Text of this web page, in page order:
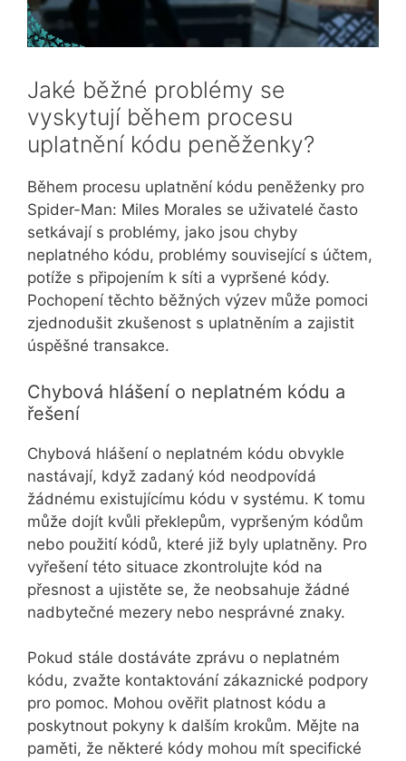
Jaké běžné problémy se
vyskytují během procesu
uplatnění kódu peněženky?
Během procesu uplatnění kódu peněženky pro
Spider-Man: Miles Morales se uživatelé často
setkávají s problémy, jako jsou chyby
neplatného kódu, problémy související s účtem,
potíže s připojením k síti a vypršené kódy.
Pochopení těchto běžných výzev může pomoci
zjednodušit zkušenost s uplatněním a zajistit
úspěšné transakce.
Chybová hlášení o neplatném kódu a
řešení
Chybová hlášení o neplatném kódu obvykle
nastávají, když zadaný kód neodpovídá
žádnému existujícímu kódu v systému. K tomu
může dojít kvůli překlepům, vypršeným kódům
nebo použití kódů, které již byly uplatněny. Pro
vyřešení této situace zkontrolujte kód na
přesnost a ujistěte se, že neobsahuje žádné
nadbytečné mezery nebo nesprávné znaky.
Pokud stále dostáváte zprávu o neplatném
kódu, zvažte kontaktování zákaznické podpory
pro pomoc. Mohou ověřit platnost kódu a
poskytnout pokyny k dalším krokům. Mějte na
paměti, že některé kódy mohou mít specifické